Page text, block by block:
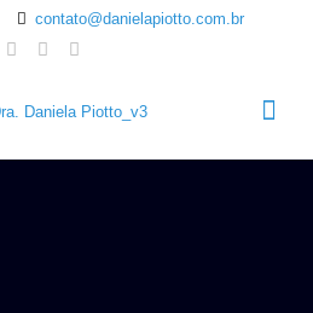
contato@danielapiotto.com.br